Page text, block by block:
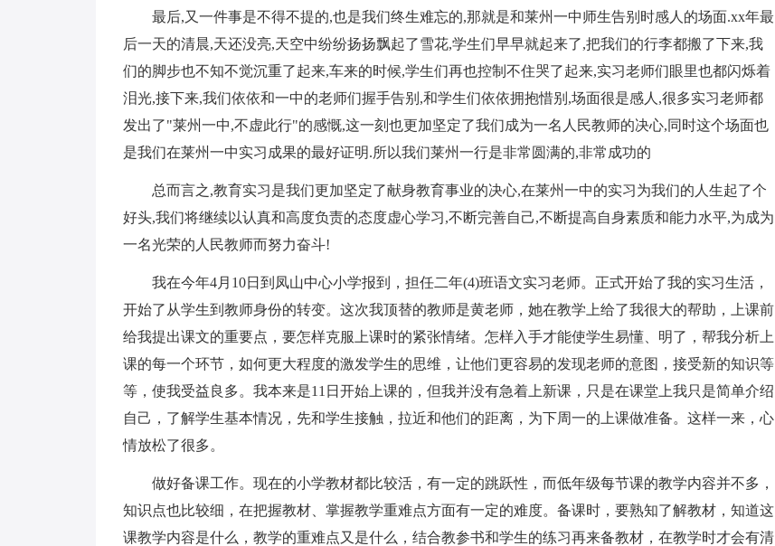
最后,又一件事是不得不提的,也是我们终生难忘的,那就是和莱州一中师生告别时感人的场面.xx年最
后一天的清晨,天还没亮,天空中纷纷扬扬飘起了雪花,学生们早早就起来了,把我们的行李都搬了下来,我
们的脚步也不知不觉沉重了起来,车来的时候,学生们再也控制不住哭了起来,实习老师们眼里也都闪烁着
泪光,接下来,我们依依和一中的老师们握手告别,和学生们依依拥抱惜别,场面很是感人,很多实习老师都
发出了"莱州一中,不虚此行"的感慨,这一刻也更加坚定了我们成为一名人民教师的决心,同时这个场面也
是我们在莱州一中实习成果的最好证明.所以我们莱州一行是非常圆满的,非常成功的
总而言之,教育实习是我们更加坚定了献身教育事业的决心,在莱州一中的实习为我们的人生起了个
好头,我们将继续以认真和高度负责的态度虚心学习,不断完善自己,不断提高自身素质和能力水平,为成为
一名光荣的人民教师而努力奋斗!
我在今年4月10日到凤山中心小学报到，担任二年(4)班语文实习老师。正式开始了我的实习生活，
开始了从学生到教师身份的转变。这次我顶替的教师是黄老师，她在教学上给了我很大的帮助，上课前
给我提出课文的重要点，要怎样克服上课时的紧张情绪。怎样入手才能使学生易懂、明了，帮我分析上
课的每一个环节，如何更大程度的激发学生的思维，让他们更容易的发现老师的意图，接受新的知识等
等，使我受益良多。我本来是11日开始上课的，但我并没有急着上新课，只是在课堂上我只是简单介绍
自己，了解学生基本情况，先和学生接触，拉近和他们的距离，为下周一的上课做准备。这样一来，心
情放松了很多。
做好备课工作。现在的小学教材都比较活，有一定的跳跃性，而低年级每节课的教学内容并不多，
知识点也比较细，在把握教材、掌握教学重难点方面有一定的难度。备课时，要熟知了解教材，知道这
课教学内容是什么，教学的重难点又是什么，结合教参书和学生的练习再来备教材，在教学时才会有清